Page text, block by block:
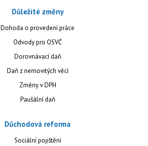
Důležité změny
Dohoda o provedení práce
Odvody pro OSVČ
Dorovnávací daň
Daň z nemovitých věcí
Změny v DPH
Paušální daň
Důchodová reforma
Sociální pojištění